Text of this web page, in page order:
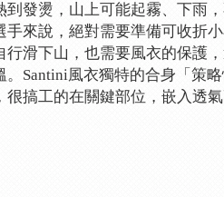
發燙，山上可能起霧、下雨，
手來說，絕對需要準備可收折
行滑下山，也需要風衣的保護
。Santini風衣獨特的合身「策
搞工的在關鍵部位，嵌入透氣